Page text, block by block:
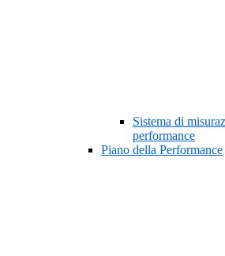
Sistema di
performance
Piano della Performance